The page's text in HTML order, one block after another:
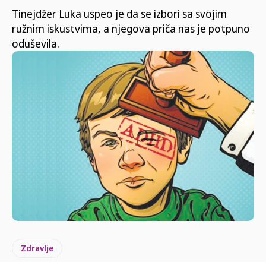
Tinejdžer Luka uspeo je da se izbori sa svojim
ružnim iskustvima, a njegova priča nas je potpuno
oduševila.
Zdravlje